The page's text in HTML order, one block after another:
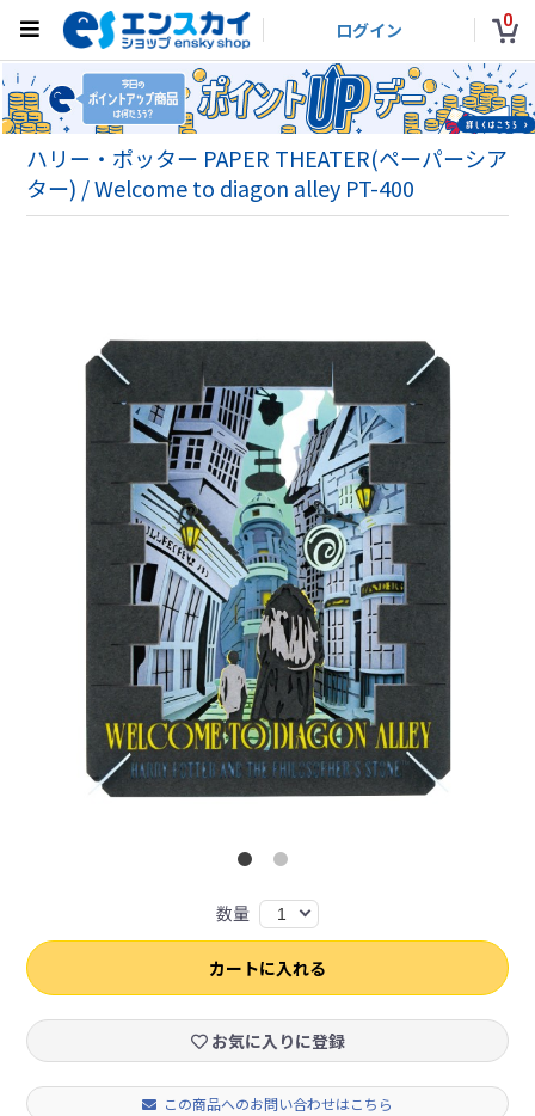
ログイン 0
ハリー・ポッター PAPER THEATER(ペーパーシア
ター) / Welcome to diagon alley PT-400
数量 1
カートに入れる
お気に入りに登録
この商品へのお問い合わせはこちら